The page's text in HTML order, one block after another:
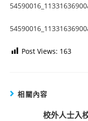
Post Views: 163
相關內容
校外人士入